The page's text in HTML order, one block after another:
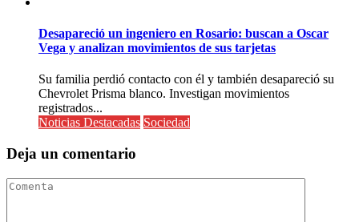
Desapareció un ingeniero en Rosario: buscan a Oscar
Vega y analizan movimientos de sus tarjetas
Su familia perdió contacto con él y también desapareció su
Chevrolet Prisma blanco. Investigan movimientos
registrados...
Noticias Destacadas Sociedad
Deja un comentario